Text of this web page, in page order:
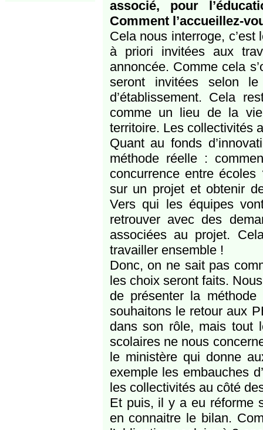
associé, pour
Comment l’accueillez-
Cela nous interroge,
à priori invitées aux
annoncée. Comme cela
seront invitées selon
d’établissement. Cela
comme un lieu de la
territoire. Les collectivités
Quant au fonds
méthode réelle :
concurrence entre
sur un projet et obtenir
Vers qui les équipes
retrouver avec des
associées au projet.
travailler ensemble !
Donc, on ne sait pas
les choix seront faits.
de présenter la
souhaitons le retour aux
dans son rôle, mais tout
scolaires ne nous
le ministère qui donne
exemple les embauches
les collectivités au côté
Et puis, il y a eu réforme
en connaitre le bilan.